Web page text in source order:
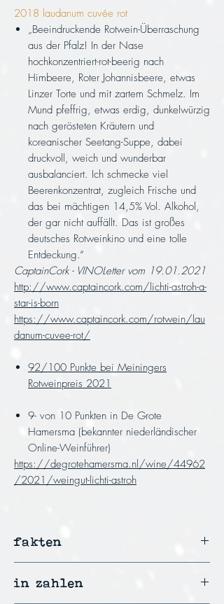
2018 laudanum cuvée rot
„Beeindruckende Rotwein-Überraschung
aus der Pfalz! In der Nase
hochkonzentriert-rot-beerig nach
Himbeere, Roter Johannisbeere, etwas
Linzer Torte und mit zartem Schmelz. Im
Mund pfeffrig, etwas erdig, dunkelwürzig
nach gerösteten Kräutern und
koreanischer Seetang-Suppe, dabei
druckvoll, weich und wunderbar
ausbalanciert. Ich schmecke viel
Beerenkonzentrat, zugleich Frische und
das bei mächtigen 14,5% Vol. Alkohol,
der gar nicht auffällt. Das ist großes
deutsches Rotweinkino und eine tolle
Entdeckung.“
CaptainCork - VINOLetter vom 19.01.2021
http://www.captaincork.com/lichti-astroh-a-
star-is-born
https://www.captaincork.com/rotwein/lau
danum-cuvee-rot/
92/100 Punkte bei Meiningers
Rotweinpreis 2021
9- von 10 Punkten in De Grote
Hamersma (bekannter niederländischer
Online-Weinführer)
https://degrotehamersma.nl/wine/44962
/2021/weingut-lichti-astroh
fakten
73% Merlot und 27% St. Laurent
in zahlen